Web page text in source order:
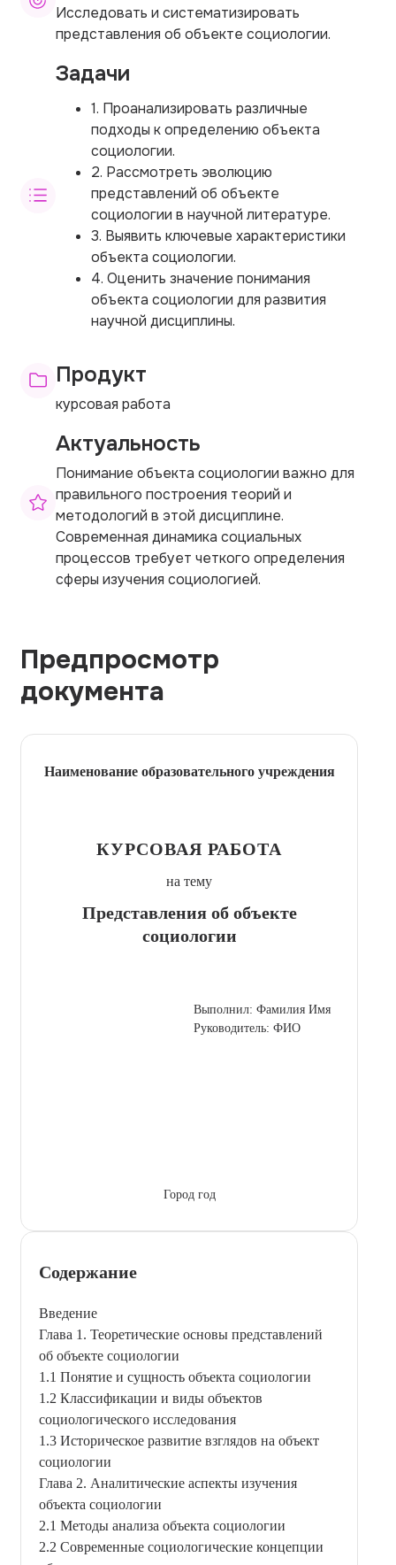
Исследовать и систематизировать
представления об объекте социологии.
Задачи
1. Проанализировать различные
подходы к определению объекта
социологии.
2. Рассмотреть эволюцию
представлений об объекте
социологии в научной литературе.
3. Выявить ключевые характеристики
объекта социологии.
4. Оценить значение понимания
объекта социологии для развития
научной дисциплины.
Продукт
курсовая работа
Актуальность
Понимание объекта социологии важно для
правильного построения теорий и
методологий в этой дисциплине.
Современная динамика социальных
процессов требует четкого определения
сферы изучения социологией.
Предпросмотр
документа
Наименование образовательного учреждения
КУРСОВАЯ РАБОТА
на тему
Представления об объекте
социологии
Выполнил: Фамилия Имя
Руководитель: ФИО
Город год
Содержание
Введение
Глава 1. Теоретические основы представлений
об объекте социологии
1.1 Понятие и сущность объекта социологии
1.2 Классификации и виды объектов
социологического исследования
1.3 Историческое развитие взглядов на объект
социологии
Глава 2. Аналитические аспекты изучения
объекта социологии
2.1 Методы анализа объекта социологии
2.2 Современные социологические концепции